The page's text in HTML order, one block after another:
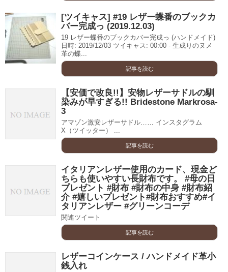
[ツイキャス] #19 レザー蝶番のブックカ
バー完成っ (2019.12.03)
19 レザー蝶番のブックカバー完成っ (ハンドメイド)
日時: 2019/12/03 ツイキャス: 00:00 - 生成りのヌメ
革の蝶...
記事を読む
【安価で改良!!】安物レザーサドルの馴
染みが早すぎる!! Bridestone Markrosa-
3
アマゾン激安レザーサドル…… インスタグラム
X（ツイッター） ...
記事を読む
イタリアンレザー使用のカード、現金ど
ちらも使いやすい長財布です。 #母の日
プレゼント #財布 #財布の中身 #財布紹
介 #嬉しいプレゼント#財布おすすめ#イ
タリアンレザー #グリーンコーデ
関連ツイート
記事を読む
レザーコインケース / ハンドメイド革小
銭入れ